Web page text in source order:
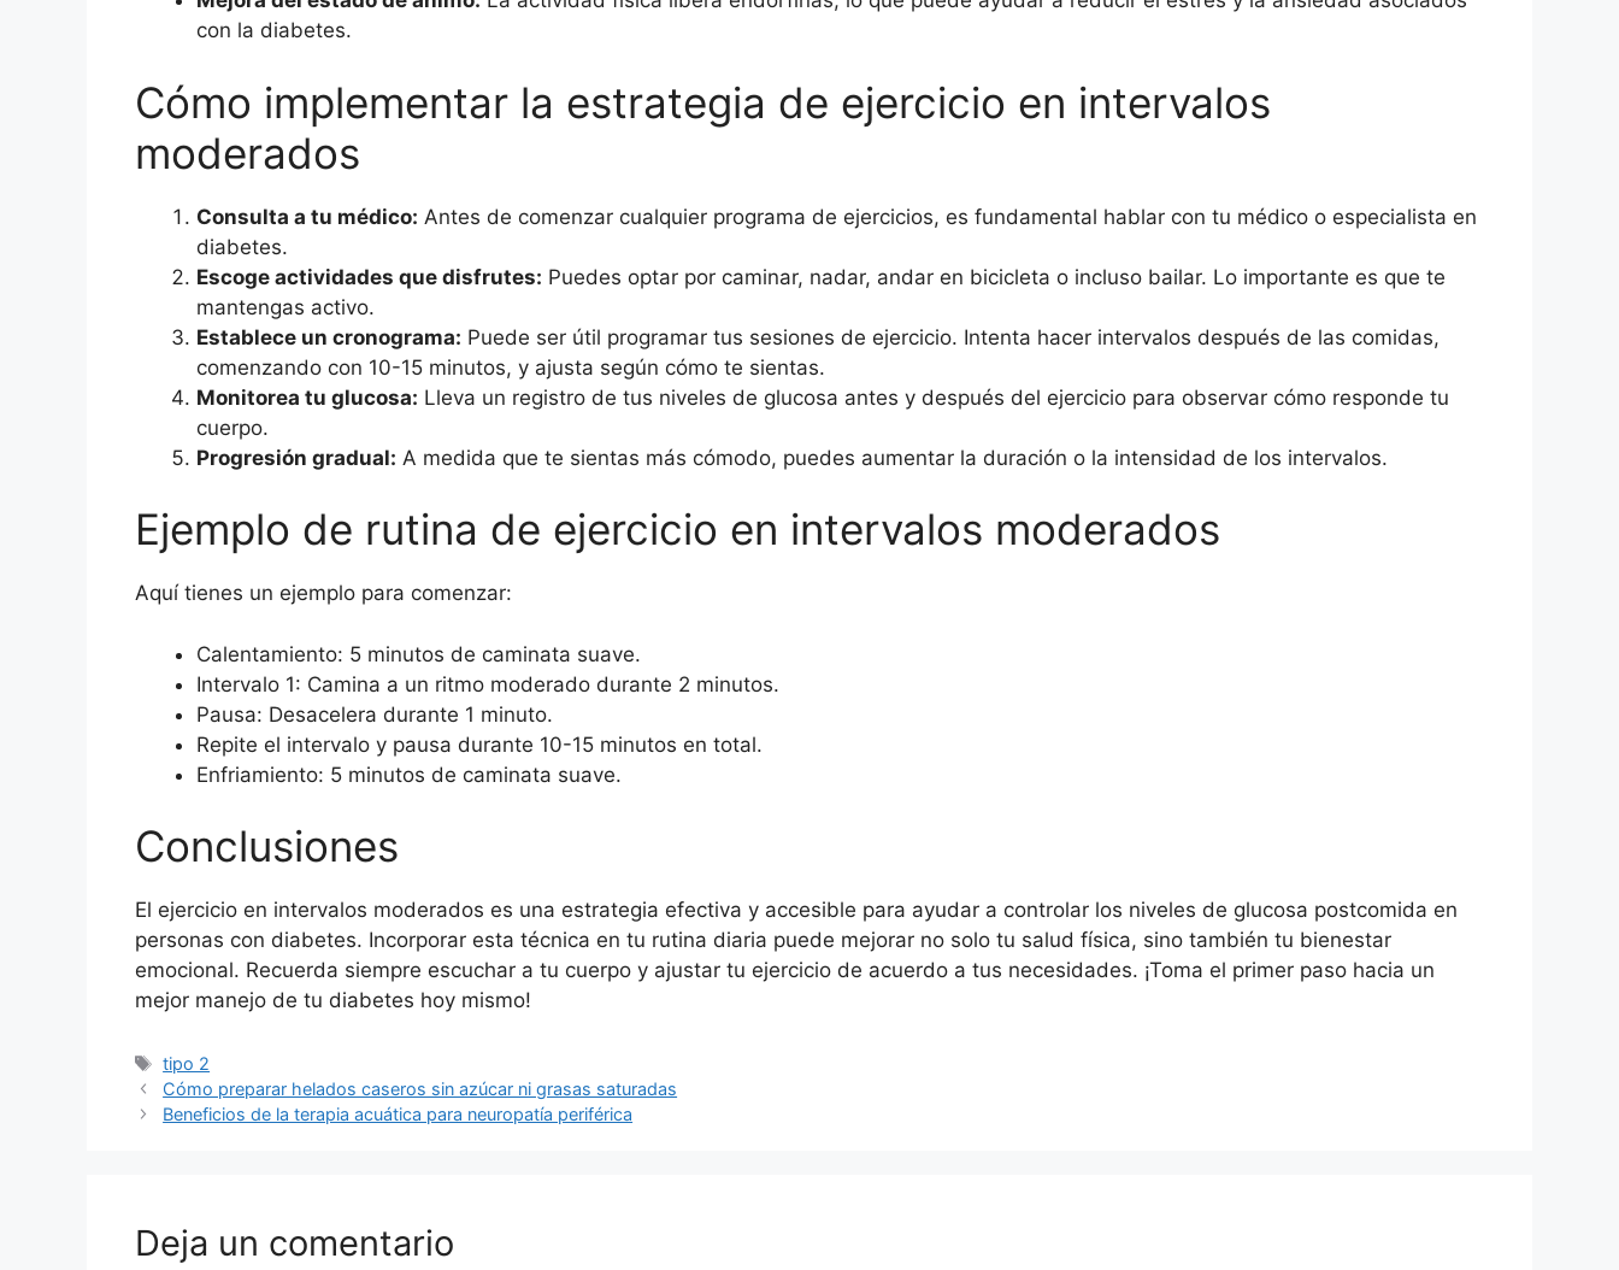
con la diabetes.
Cómo implementar la estrategia de ejercicio en intervalos
moderados
Consulta a tu médico: Antes de comenzar cualquier programa de ejercicios, es fundamental hablar con tu médico o especialista en
diabetes.
Escoge actividades que disfrutes: Puedes optar por caminar, nadar, andar en bicicleta o incluso bailar. Lo importante es que te
mantengas activo.
Establece un cronograma: Puede ser útil programar tus sesiones de ejercicio. Intenta hacer intervalos después de las comidas,
comenzando con 10-15 minutos, y ajusta según cómo te sientas.
Monitorea tu glucosa: Lleva un registro de tus niveles de glucosa antes y después del ejercicio para observar cómo responde tu
cuerpo.
Progresión gradual: A medida que te sientas más cómodo, puedes aumentar la duración o la intensidad de los intervalos.
Ejemplo de rutina de ejercicio en intervalos moderados
Aquí tienes un ejemplo para comenzar:
Calentamiento: 5 minutos de caminata suave.
Intervalo 1: Camina a un ritmo moderado durante 2 minutos.
Pausa: Desacelera durante 1 minuto.
Repite el intervalo y pausa durante 10-15 minutos en total.
Enfriamiento: 5 minutos de caminata suave.
Conclusiones
El ejercicio en intervalos moderados es una estrategia efectiva y accesible para ayudar a controlar los niveles de glucosa postcomida en
personas con diabetes. Incorporar esta técnica en tu rutina diaria puede mejorar no solo tu salud física, sino también tu bienestar
emocional. Recuerda siempre escuchar a tu cuerpo y ajustar tu ejercicio de acuerdo a tus necesidades. ¡Toma el primer paso hacia un
mejor manejo de tu diabetes hoy mismo!
Etiquetas
tipo 2
Cómo preparar helados caseros sin azúcar ni grasas saturadas
Beneficios de la terapia acuática para neuropatía periférica
Deja un comentario